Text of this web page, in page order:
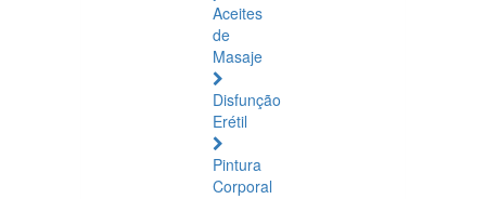
Aceites
de
Masaje
Disfunção
Erétil
Pintura
Corporal